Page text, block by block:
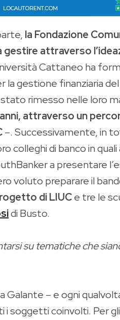
la Fondazione
attraverso
Cattaneo ha
la gestione finanziaria
rimesso nelle loro
attraverso un
–. Successivamente, in
colleghi di banco in
a presentare
voluto preparare il
di LIUCe tre le
di Busto.
su tematiche che
Galante – e ogni
i soggetti coinvolti. Per